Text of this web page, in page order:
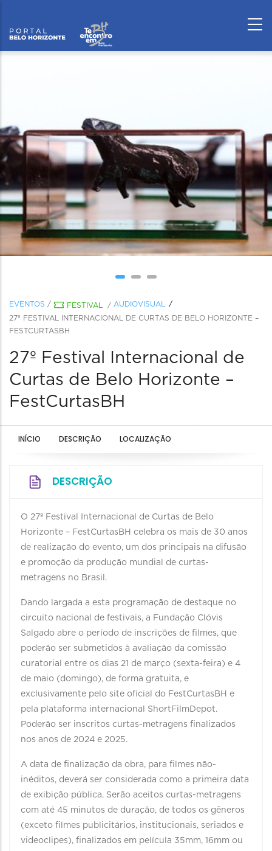
EVENTOS / FESTIVAL / AUDIOVISUAL
27º FESTIVAL INTERNACIONAL DE CURTAS DE BELO HORIZONTE –
FESTCURTASBH
27º Festival Internacional de
Curtas de Belo Horizonte –
FestCurtasBH
INÍCIO DESCRIÇÃO LOCALIZAÇÃO
DESCRIÇÃO
O 27º Festival Internacional de Curtas de Belo
Horizonte – FestCurtasBH celebra os mais de 30 anos
de realização do evento, um dos principais na difusão
e promoção da produção mundial de curtas-
metragens no Brasil.
Dando largada a esta programação de destaque no
circuito nacional de festivais, a Fundação Clóvis
Salgado abre o período de inscrições de filmes, que
poderão ser submetidos à avaliação da comissão
curatorial entre os dias 21 de março (sexta-feira) e 4
de maio (domingo), de forma gratuita, e
exclusivamente pelo site oficial do FestCurtasBH e
pela plataforma internacional ShortFilmDepot.
Poderão ser inscritos curtas-metragens finalizados
nos anos de 2024 e 2025.
A data de finalização da obra, para filmes não-
inéditos, deverá ser considerada como a primeira data
de exibição pública. Serão aceitos curtas-metragens
com até 45 minutos de duração, de todos os gêneros
(exceto filmes publicitários, institucionais, seriados e
videoclipes), finalizados em película 35mm, 16mm ou